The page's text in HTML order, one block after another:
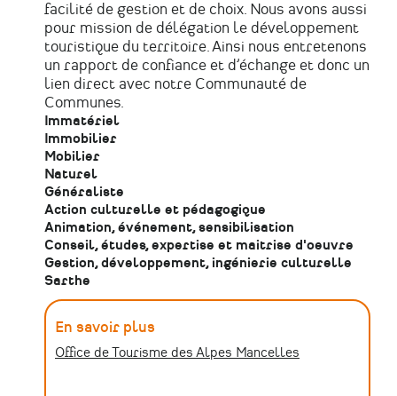
facilité de gestion et de choix. Nous avons aussi
pour mission de délégation le développement
touristique du territoire. Ainsi nous entretenons
un rapport de confiance et d’échange et donc un
lien direct avec notre Communauté de
Communes.
Immatériel
Immobilier
Mobilier
Naturel
Généraliste
Action culturelle et pédagogique
Animation, événement, sensibilisation
Conseil, études, expertise et maitrise d'oeuvre
Gestion, développement, ingénierie culturelle
Sarthe
En savoir plus
Office de Tourisme des Alpes Mancelles